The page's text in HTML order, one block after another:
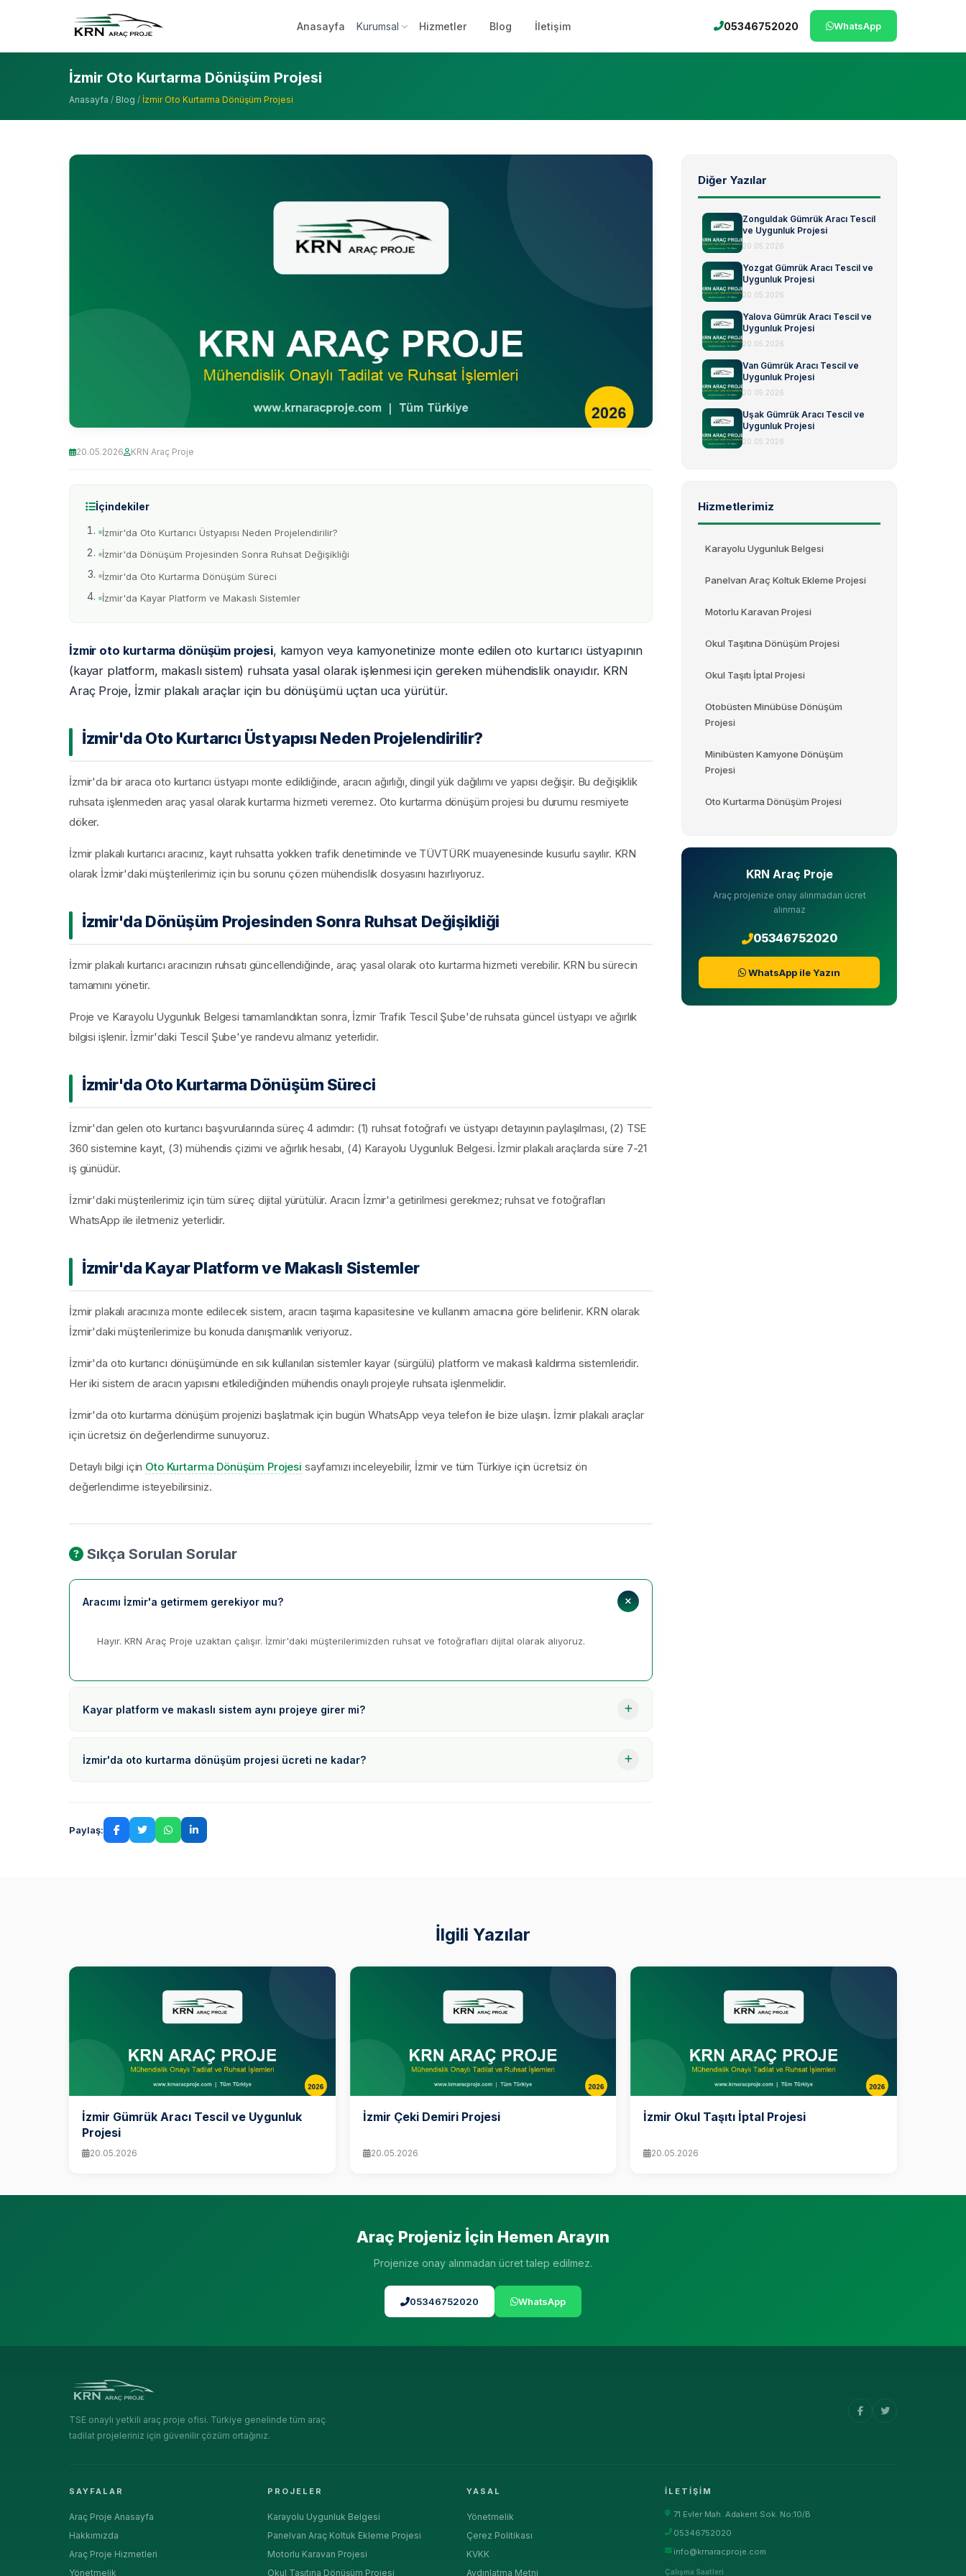
Anasayfa Kurumsal Hizmetler Blog İletişim 05346752020 WhatsApp
İzmir Oto Kurtarma Dönüşüm Projesi
Anasayfa / Blog / İzmir Oto Kurtarma Dönüşüm Projesi
20.05.2026 KRN Araç Proje
İçindekiler
İzmir'da Oto Kurtarıcı Üstyapısı Neden Projelendirilir?
İzmir'da Dönüşüm Projesinden Sonra Ruhsat Değişikliği
İzmir'da Oto Kurtarma Dönüşüm Süreci
İzmir'da Kayar Platform ve Makaslı Sistemler
İzmir oto kurtarma dönüşüm projesi, kamyon veya kamyonetinize monte edilen oto kurtarıcı üstyapının
(kayar platform, makaslı sistem) ruhsata yasal olarak işlenmesi için gereken mühendislik onayıdır. KRN
Araç Proje, İzmir plakalı araçlar için bu dönüşümü uçtan uca yürütür.
İzmir'da Oto Kurtarıcı Üstyapısı Neden Projelendirilir?
İzmir'da bir araca oto kurtarıcı üstyapı monte edildiğinde, aracın ağırlığı, dingil yük dağılımı ve yapısı değişir. Bu değişiklik
ruhsata işlenmeden araç yasal olarak kurtarma hizmeti veremez. Oto kurtarma dönüşüm projesi bu durumu resmiyete
döker.
İzmir plakalı kurtarıcı aracınız, kayıt ruhsatta yokken trafik denetiminde ve TÜVTÜRK muayenesinde kusurlu sayılır. KRN
olarak İzmir'daki müşterilerimiz için bu sorunu çözen mühendislik dosyasını hazırlıyoruz.
İzmir'da Dönüşüm Projesinden Sonra Ruhsat Değişikliği
İzmir plakalı kurtarıcı aracınızın ruhsatı güncellendiğinde, araç yasal olarak oto kurtarma hizmeti verebilir. KRN bu sürecin
tamamını yönetir.
Proje ve Karayolu Uygunluk Belgesi tamamlandıktan sonra, İzmir Trafik Tescil Şube'de ruhsata güncel üstyapı ve ağırlık
bilgisi işlenir. İzmir'daki Tescil Şube'ye randevu almanız yeterlidir.
İzmir'da Oto Kurtarma Dönüşüm Süreci
İzmir'dan gelen oto kurtarıcı başvurularında süreç 4 adımdır: (1) ruhsat fotoğrafı ve üstyapı detayının paylaşılması, (2) TSE
360 sistemine kayıt, (3) mühendis çizimi ve ağırlık hesabı, (4) Karayolu Uygunluk Belgesi. İzmir plakalı araçlarda süre 7-21
iş günüdür.
İzmir'daki müşterilerimiz için tüm süreç dijital yürütülür. Aracın İzmir'a getirilmesi gerekmez; ruhsat ve fotoğrafları
WhatsApp ile iletmeniz yeterlidir.
İzmir'da Kayar Platform ve Makaslı Sistemler
İzmir plakalı aracınıza monte edilecek sistem, aracın taşıma kapasitesine ve kullanım amacına göre belirlenir. KRN olarak
İzmir'daki müşterilerimize bu konuda danışmanlık veriyoruz.
İzmir'da oto kurtarıcı dönüşümünde en sık kullanılan sistemler kayar (sürgülü) platform ve makaslı kaldırma sistemleridir.
Her iki sistem de aracın yapısını etkilediğinden mühendis onaylı projeyle ruhsata işlenmelidir.
İzmir'da oto kurtarma dönüşüm projenizi başlatmak için bugün WhatsApp veya telefon ile bize ulaşın. İzmir plakalı araçlar
için ücretsiz ön değerlendirme sunuyoruz.
Detaylı bilgi için Oto Kurtarma Dönüşüm Projesi sayfamızı inceleyebilir, İzmir ve tüm Türkiye için ücretsiz ön
değerlendirme isteyebilirsiniz.
Sıkça Sorulan Sorular
Aracımı İzmir'a getirmem gerekiyor mu?
Hayır. KRN Araç Proje uzaktan çalışır. İzmir'daki müşterilerimizden ruhsat ve fotoğrafları dijital olarak alıyoruz.
Kayar platform ve makaslı sistem aynı projeye girer mi?
İzmir'da oto kurtarma dönüşüm projesi ücreti ne kadar?
Paylaş:
Diğer Yazılar
Zonguldak Gümrük Aracı Tescil
ve Uygunluk Projesi
20.05.2026
Yozgat Gümrük Aracı Tescil ve
Uygunluk Projesi
20.05.2026
Yalova Gümrük Aracı Tescil ve
Uygunluk Projesi
20.05.2026
Van Gümrük Aracı Tescil ve
Uygunluk Projesi
20.05.2026
Uşak Gümrük Aracı Tescil ve
Uygunluk Projesi
20.05.2026
Hizmetlerimiz
Karayolu Uygunluk Belgesi
Panelvan Araç Koltuk Ekleme Projesi
Motorlu Karavan Projesi
Okul Taşıtına Dönüşüm Projesi
Okul Taşıtı İptal Projesi
Otobüsten Minübüse Dönüşüm
Projesi
Minibüsten Kamyone Dönüşüm
Projesi
Oto Kurtarma Dönüşüm Projesi
KRN Araç Proje
Araç projenize onay alınmadan ücret
alınmaz
05346752020
WhatsApp ile Yazın
İlgili Yazılar
İzmir Gümrük Aracı Tescil ve Uygunluk
Projesi
20.05.2026
İzmir Çeki Demiri Projesi
20.05.2026
İzmir Okul Taşıtı İptal Projesi
20.05.2026
Araç Projeniz İçin Hemen Arayın
Projenize onay alınmadan ücret talep edilmez.
05346752020 WhatsApp
TSE onaylı yetkili araç proje ofisi. Türkiye genelinde tüm araç
tadilat projeleriniz için güvenilir çözüm ortağınız.
SAYFALAR
Araç Proje Anasayfa
Hakkımızda
Araç Proje Hizmetleri
Yönetmelik
PROJELER
Karayolu Uygunluk Belgesi
Panelvan Araç Koltuk Ekleme Projesi
Motorlu Karavan Projesi
Okul Taşıtına Dönüşüm Projesi
YASAL
Yönetmelik
Çerez Politikası
KVKK
Aydınlatma Metni
İLETIŞIM
71 Evler Mah. Adakent Sok. No:10/B
05346752020
info@krnaracproje.com
Çalışma Saatleri